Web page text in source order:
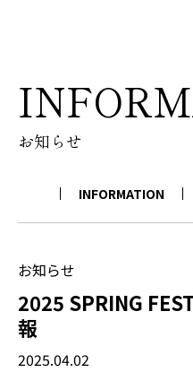
ABOUT
WINERY
CONTACT
お知らせ
INFORMATION
お知らせ
2025 SPRING
報
2025.04.02